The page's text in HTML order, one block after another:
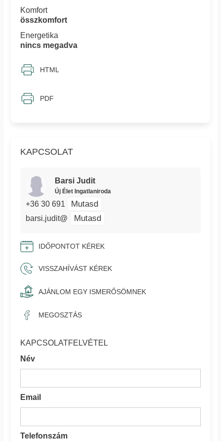
KAPCSOLAT
Barsi Judit
Új Élet Ingatlaniroda
+36 30 691 Mutasd
barsi.judit@ Mutasd
IDŐPONTOT KÉREK
VISSZAHÍVÁST KÉREK
AJÁNLOM EGY ISMERŐSÖMNEK
MEGOSZTÁS
KAPCSOLATFELVÉTEL
Név
Email
Telefonszám
Komfort
összkomfort
Energetika
nincs megadva
HTML
PDF